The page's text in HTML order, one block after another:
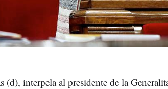
interpela al presidente de la